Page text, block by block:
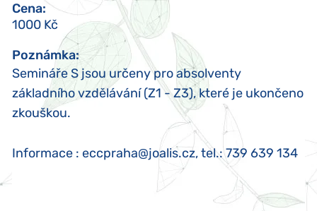
Cena:
1000 Kč
Poznámka:
Semináře S jsou určeny pro absolventy
základního vzdělávání (Z1 - Z3), které je ukončeno
zkouškou.
Informace : eccpraha@joalis.cz, tel.: 739 639 134